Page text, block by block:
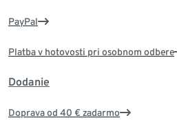
PayPal
Platba v hotovosti pri osobnom odbere
Dodanie
Doprava od 40 € zadarmo